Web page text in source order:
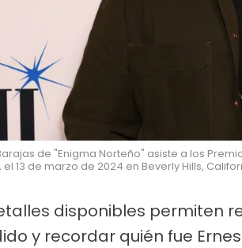
de "Enigma Norteño" asiste a los
el 13 de marzo de 2024 en Beverly Hills,
disponibles permiten
y recordar quién fue